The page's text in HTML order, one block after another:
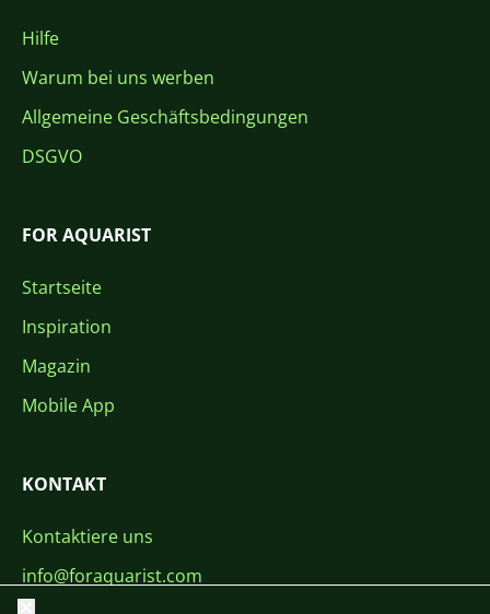
Hilfe
Warum bei uns werben
Allgemeine Geschäftsbedingungen
DSGVO
FOR AQUARIST
Startseite
Inspiration
Magazin
Mobile App
KONTAKT
Kontaktiere uns
info@foraquarist.com